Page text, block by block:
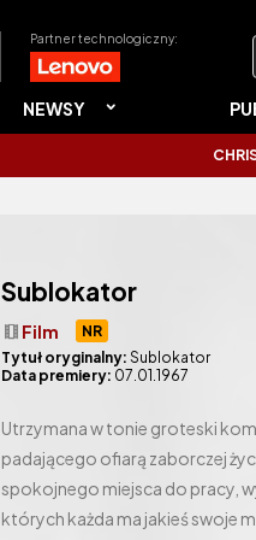
Partner technologiczny:
NEWSY
Sublokator
NR
theaters Film
Tytuł oryginalny: Sublokator
Data premiery: 07.01.1967
Utrzymana w tonie groteski
padającego ofiarą zaborczej
spokojnego miejsca do pracy,
których każda ma jakieś swoje